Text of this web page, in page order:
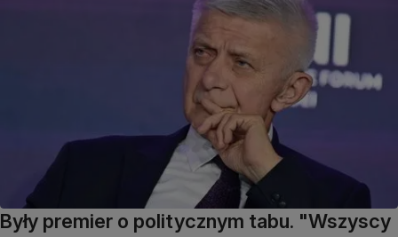
Były premier o politycznym tabu. "Wszyscy